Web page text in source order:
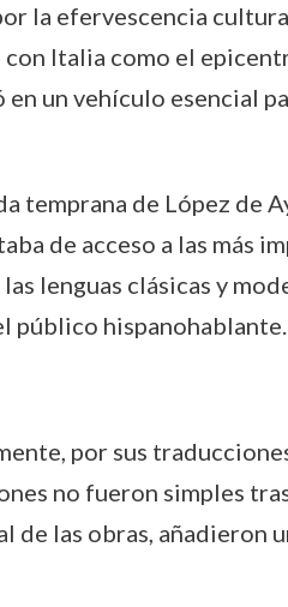
la efervescencia
con Italia como el
un vehículo esencial
temprana de López de
de acceso a las más
lenguas clásicas y
público hispanohablante.
por sus
no fueron simples
las obras, añadieron